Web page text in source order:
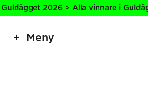
2026 > Alla vinnare i
Meny